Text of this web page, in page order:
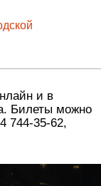
и в
Билеты можно
744-35-62,